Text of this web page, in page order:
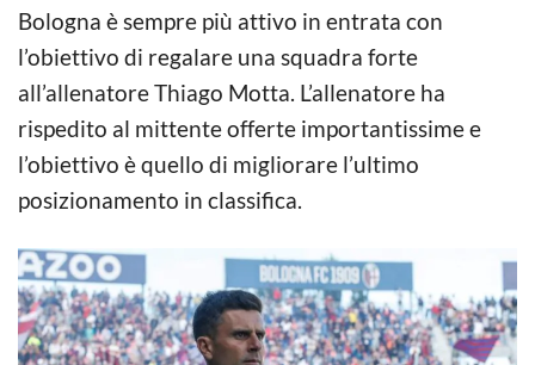
Bologna è sempre più attivo in entrata con
l’obiettivo di regalare una squadra forte
all’allenatore Thiago Motta. L’allenatore ha
rispedito al mittente offerte importantissime e
l’obiettivo è quello di migliorare l’ultimo
posizionamento in classifica.